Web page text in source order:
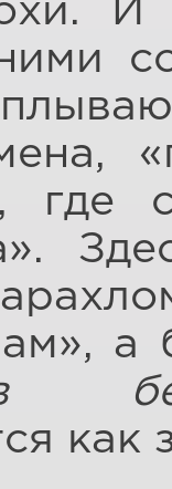
И
где
а
как